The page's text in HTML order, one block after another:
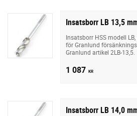
Insatsborr LB 13,5
Insatsborr HSS modell
för Granlund
Granlund artikel 2LB-13,5.
1 087 KR
Insatsborr LB 14,0